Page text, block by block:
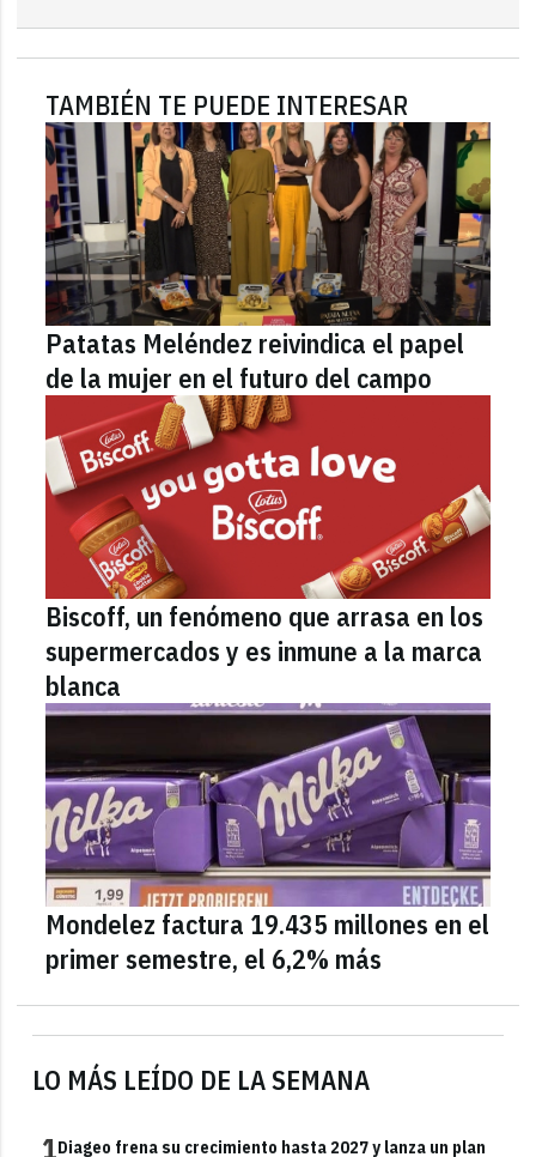
LO MÁS LEÍDO DE LA SEMANA
1Diageo frena su crecimiento hasta 2027 y lanza un plan
TAMBIÉN TE PUEDE INTERESAR
Patatas Meléndez reivindica el papel
de la mujer en el futuro del campo
Biscoff, un fenómeno que arrasa en los
supermercados y es inmune a la marca
blanca
Mondelez factura 19.435 millones en el
primer semestre, el 6,2% más